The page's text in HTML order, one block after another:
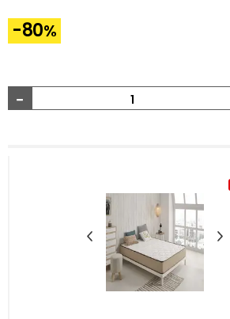
-80%
-